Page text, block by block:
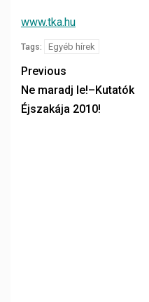
www.tka.hu
Tags: Egyéb hírek
Previous
Ne maradj le!–Kutatók
Éjszakája 2010!